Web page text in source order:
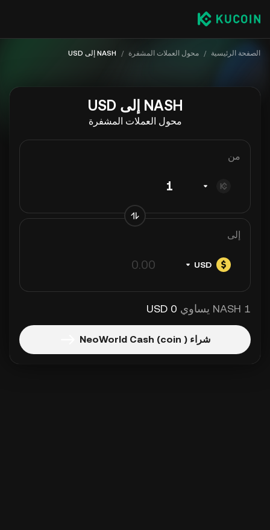
الصفحة الرئيسية / محول العملات المشفرة / NASH إلى USD
NASH إلى USD
محول العملات المشفرة
من
إلى
USD
1 NASH يساوي 0 USD
شراء NeoWorld Cash (coin )